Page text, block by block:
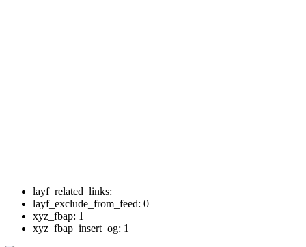
layf_related_links:
layf_exclude_from_feed: 0
xyz_fbap: 1
xyz_fbap_insert_og: 1